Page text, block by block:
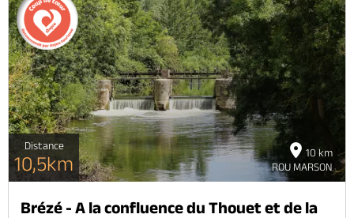
10 km
ROU MARSON
Distance
10,5km
Brézé - A la confluence du Thouet et de la